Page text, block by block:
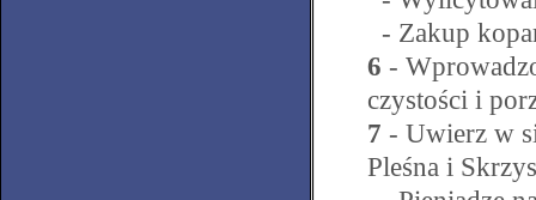
- Zakup
6 -
czystości i
7 - Uwierz w
Pleśna i